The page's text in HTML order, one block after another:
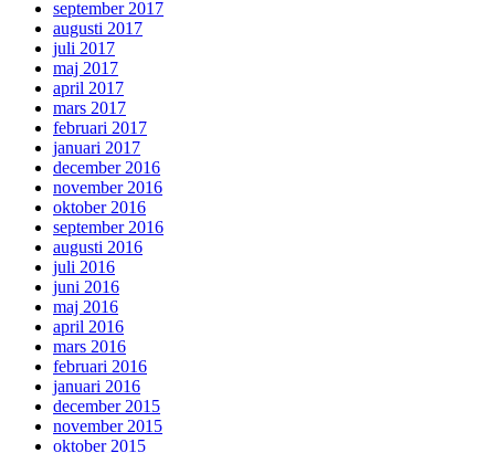
september 2017
augusti 2017
juli 2017
maj 2017
april 2017
mars 2017
februari 2017
januari 2017
december 2016
november 2016
oktober 2016
september 2016
augusti 2016
juli 2016
juni 2016
maj 2016
april 2016
mars 2016
februari 2016
januari 2016
december 2015
november 2015
oktober 2015